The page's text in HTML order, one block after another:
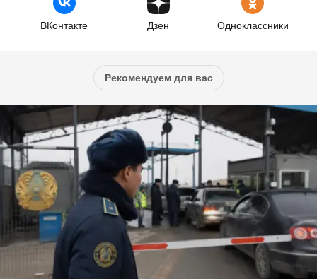
ВКонтакте Дзен Одноклассники
Рекомендуем для вас